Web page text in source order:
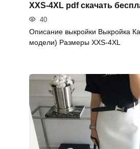
XXS-4XL pdf скачать
40
Описание выкройки Выкройка
модели) Размеры XXS-4XL